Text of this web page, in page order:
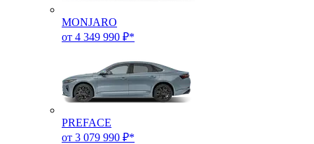
MONJARO
от 4 349 990 ₽*
PREFACE
от 3 079 990 ₽*